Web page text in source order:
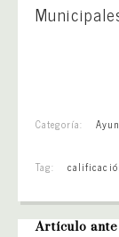
Categoría:
Tag:
Artículo